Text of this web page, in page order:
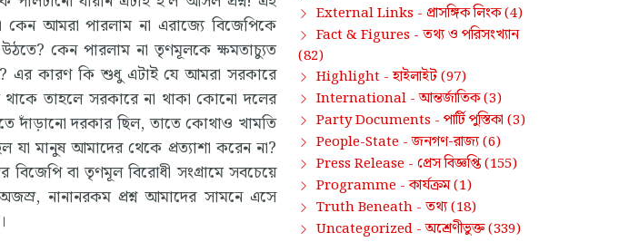
কেন আমরা পারলাম না এরাজ্যে বিজেপিকে
উঠতে? কেন পারলাম না তৃণমূলকে ক্ষমতাচ্যুত
এর কারণ কি শুধু এটাই যে আমরা সরকারে
থাকে তাহলে সরকারে না থাকা কোনো দলের
দাঁড়ানো দরকার ছিল, তাতে কোথাও খামতি
মানুষ আমাদের থেকে প্রত্যাশা করেন না?
বা তৃণমূল বিরোধী সংগ্রামে সবচেয়ে
নানানরকম প্রশ্ন আমাদের সামনে এসে
External Links - প্রাসঙ্গিক লিংক(4)
Fact & Figures - তথ্য ও পরিসংখ্যান
(82)
Highlight -হাইলাইট(97)
International -আন্তর্জাতিক(3)
Party Documents - পার্টি পুস্তিকা (3)
People-State -জনগণ-রাজ্য(6)
Press Release - প্রেস বিজ্ঞপ্তি(155)
Programme -কার্যক্রম(1)
Truth Beneath - তথ্য(18)
Uncategorized -অশ্রেণীভুক্ত(339)